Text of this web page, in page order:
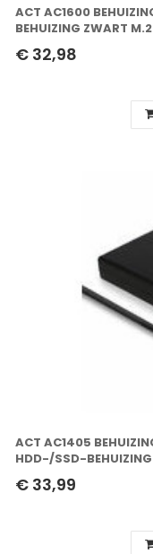
ACT AC1600
BEHUIZING ZWART M.2
€ 32,98
ACT AC1405
HDD-/SSD-
€ 33,99